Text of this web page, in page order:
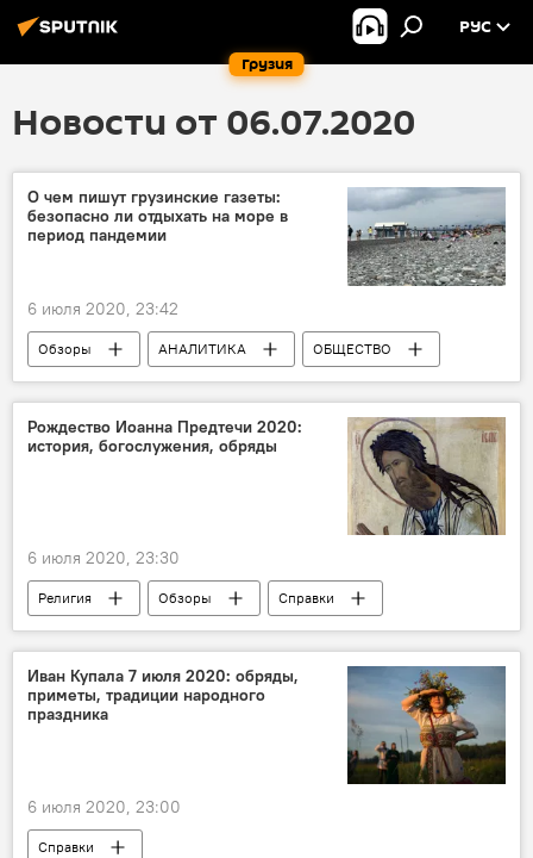
Грузия
РУС
Новости от 06.07.2020
О чем пишут грузинские газеты:
безопасно ли отдыхать на море в
период пандемии
6 июля 2020, 23:42
Обзоры АНАЛИТИКА
ОБЩЕСТВО
Грузия
ЭКОНОМИКА ПОЛИТИКА
Рождество Иоанна Предтечи 2020:
история, богослужения, обряды
6 июля 2020, 23:30
Религия Обзоры
Справки
АНАЛИТИКА
Иван Купала 7 июля 2020: обряды,
приметы, традиции народного
праздника
6 июля 2020, 23:00
Справки